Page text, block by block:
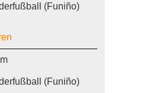
(Funiño)
(Funiño)